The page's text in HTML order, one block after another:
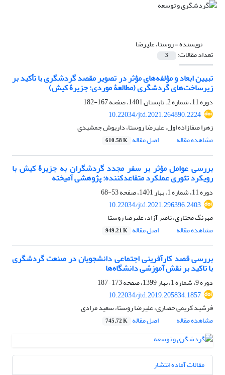
نویسنده =روستا، علیرضا
تعداد مقالات: 3
تبیین ابعاد و مؤلفه‌‏های مؤثر در تصویر مقصد گردشگری با تأکید بر
زیرساخت‌‏های گردشگری (مطالعۀ موردی: جزیرۀ کیش)
دوره 11، شماره 2، تابستان 1401، صفحه
167-182
10.22034/jtd.2021.264890.2224
زهرا صفازاده اول، علیرضا روستا، داریوش جمشیدی
مشاهده مقاله
اصل مقاله 610.58 K
بررسی عوامل مؤثر بر سفر مجدد گردشگران به جزیرۀ کیش با
رویکرد تئوری عملکرد متقاعدکننده: پژوهشی آمیخته
دوره 11، شماره 1، بهار 1401، صفحه
53-68
10.22034/jtd.2021.296396.2403
مهرنگ مختاری، ناصر آزاد، علیرضا روستا
مشاهده مقاله
اصل مقاله 949.21 K
بررسی قصد کارآفرینی اجتماعی دانشجویان در صنعت گردشگری
با تاکید بر نقش آموزشی دانشگاه‌ها
دوره 9، شماره 1، بهار 1399، صفحه
173-187
10.22034/jtd.2019.205834.1857
فرشید کریمی حصاری، علیرضا روستا، سعید مرادی
مشاهده مقاله
اصل مقاله 745.72 K
مقالات آماده انتشار